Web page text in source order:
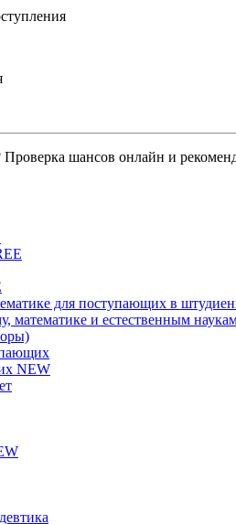
Проверка шансов онлайн и
для поступающих в
математике и естественным
NEW